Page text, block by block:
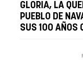
GLORIA, LA
PUEBLO DE
SUS 100 AÑOS